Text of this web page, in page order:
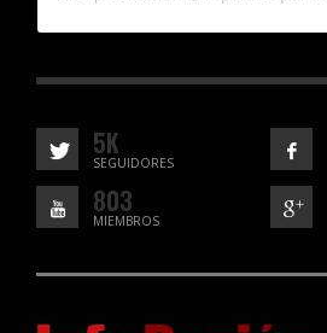
5K
SEGUIDORES
803
MIEMBROS